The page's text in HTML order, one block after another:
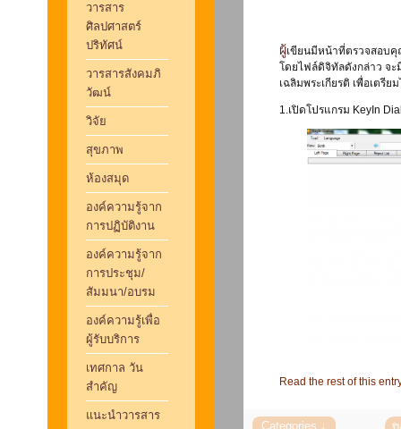
วารสาร
ศิลปศาสตร์
ปริทัศน์
วารสารสังคมภิ
วัฒน์
วิจัย
สุขภาพ
ห้องสมุด
องค์ความรู้จาก
การปฏิบัติงาน
องค์ความรู้จาก
การประชุม/
สัมมนา/อบรม
องค์ความรู้เพื่อ
ผู้รับบริการ
เทศกาล วัน
สำคัญ
แนะนำวารสาร
ผู้เขียนมีหน้าที่ตรวจสอบคุณภาพ ความถูกต้องและความคมชัดของไฟล์ภาพเอกสารหนังสือพิมพ์จีน (ภาษาจีน)
โดยไฟล์ดิจิทัลดังกล่าว จ
เฉลิมพระเกียรติ เพื่อเตรี
1.เปิดโปรแกรม KeyIn
Read the rest of this